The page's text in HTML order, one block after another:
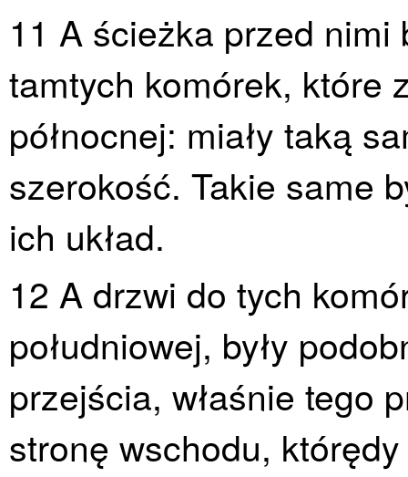
11 A ścieżka przed nimi
tamtych komórek, które
północnej: miały taką
szerokość. Takie same
ich układ.
12 A drzwi do tych
południowej, były
przejścia, właśnie tego
stronę wschodu,